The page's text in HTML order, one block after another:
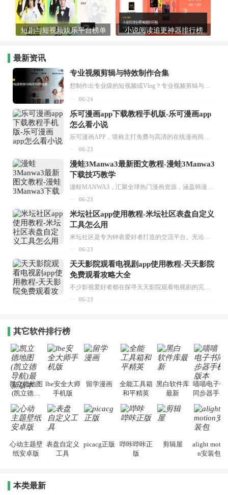
短剧与短视频娱乐平台榜单 小说阅读追更神器排行榜
最新资讯
专业视频剪辑与特效制作合集
想制作出专业级的短视频或Vlog？专业视频剪辑与特效制作大全专题为你提供了从剪辑、抠像到特效包装的全套解决方案。无论是添加炫酷的片头、进行精准的视频抠图，还是制...
06-24
乐可漫画app下载教程手机版-乐可漫画app
怎么看小说
乐可漫画APP，堪称主打免费与高清的在线漫画阅读神器。其官方版提供海量完整版漫画资源，无论是国内漫画，还是日漫、韩漫、台漫、美漫等国外漫画，应有尽有，随时供你阅读。只需轻点一下，便能直接进入阅读界面。不仅如此，乐可漫画最新版本更新速度极快，在这里，你总能抢先看到全网一手漫画章节内容！...
06-23
漫蛙3Manwa3最新图文教程-漫蛙3Manwa3
下载技巧教学
漫蛙MANWA3，汇聚全球热门漫画资源，涵盖韩漫、欧美漫画、国漫等多种类型，题材丰富多样，全方位满足用户阅读喜好。它不仅是阅读平台，更是创作平台，为广大用户打造零门槛创作环境。...
06-23
米坛社区app使用教程-米坛社区表盘自定义
工具怎么用
米坛社区是专为钟表爱好者打造的交流平台。无论你是初涉钟表领域的普通爱好者，还是拥有多年收藏经验的资深玩家，都能在此找到属于自己的天地。 无需注册，就能轻松参与其中。通过专业的讨论论坛与丰富的交互功能，你可与世界各地的钟表爱好者畅快交流。若你钟情于钟表，米坛社区无疑是值得一试的理想之选。在这里，你能获取最新的手表资讯，交流见解，提升鉴赏品味，让每一块手表都成为收藏故事中重要的一部分。感兴趣的朋友，不要错过下载机会。...
06-23
天天影院观看电视剧app使用教程-天天影院
免费观看攻略大全
不少影视爱好者都在探寻天天影院观看电视剧的完整方法，结合最新平台使用规则，本篇新手入门攻略全面讲解观看渠道、检索流程、播放设置以及画面模式调整等实用内容。全文适配手机、电脑等主流设备，步骤简洁易懂，无论是初次使用的新手，还是想要优化观影体验的用户，都能参照内容快速上手，熟练掌握平台各项操作技巧，轻松畅享影视内容。...
06-23
其它软件排行榜
凯立德地图
(凯立德导
lbe安全大师
手机版
留学漫画
全能工具箱
和平精英
黑白软件库
最新
喵喵电子书
同步器手机
心动主题壁
纸安卓版
表盘自定义
工具
picacg正版
哔咔哔咔正
版
剪辑屋
alight motio
n安装包
本类最新